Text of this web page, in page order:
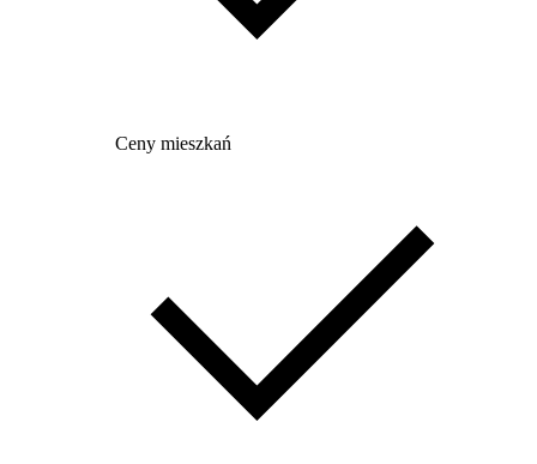
Ceny mieszkań